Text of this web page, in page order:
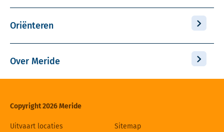
Oriënteren
Over Meride
Copyright 2026 Meride
Uitvaart locaties Sitemap